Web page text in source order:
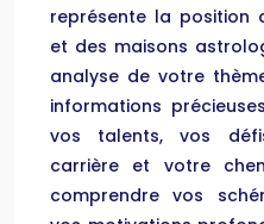
représente la position
et des maisons
analyse de votre
informations
vos talents, vos
carrière et votre
comprendre vos